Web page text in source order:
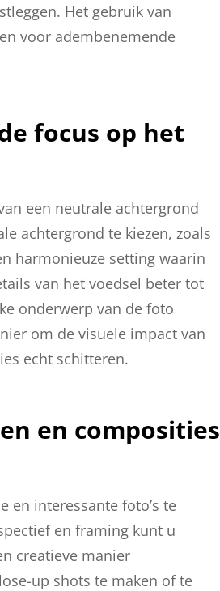
Het gebruik van
voor adembenemende
focus op het
een neutrale achtergrond
achtergrond te kiezen, zoals
harmonieuze setting waarin
van het voedsel beter tot
onderwerp van de foto
om de visuele impact van
echt schitteren.
en composities
en interessante foto’s te
en framing kunt u
creatieve manier
up shots te maken of te